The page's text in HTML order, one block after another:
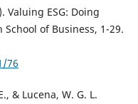
Valuing ESG: Doing
of Business, 1-29.
76
& Lucena, W. G. L.